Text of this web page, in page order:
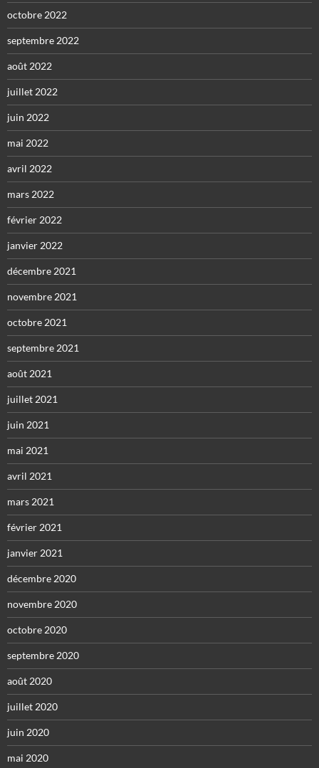
octobre 2022
septembre 2022
août 2022
juillet 2022
juin 2022
mai 2022
avril 2022
mars 2022
février 2022
janvier 2022
décembre 2021
novembre 2021
octobre 2021
septembre 2021
août 2021
juillet 2021
juin 2021
mai 2021
avril 2021
mars 2021
février 2021
janvier 2021
décembre 2020
novembre 2020
octobre 2020
septembre 2020
août 2020
juillet 2020
juin 2020
mai 2020